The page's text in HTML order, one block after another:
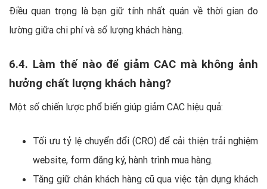
Điều quan trọng là bạn giữ tính nhất quán về thời gian đo
lường giữa chi phí và số lượng khách hàng.
6.4. Làm thế nào để giảm CAC mà không ảnh
hưởng chất lượng khách hàng?
Một số chiến lược phổ biến giúp giảm CAC hiệu quả:
Tối ưu tỷ lệ chuyển đổi (CRO) để cải thiện trải nghiệm
website, form đăng ký, hành trình mua hàng.
Tăng giữ chân khách hàng cũ qua việc tận dụng khách